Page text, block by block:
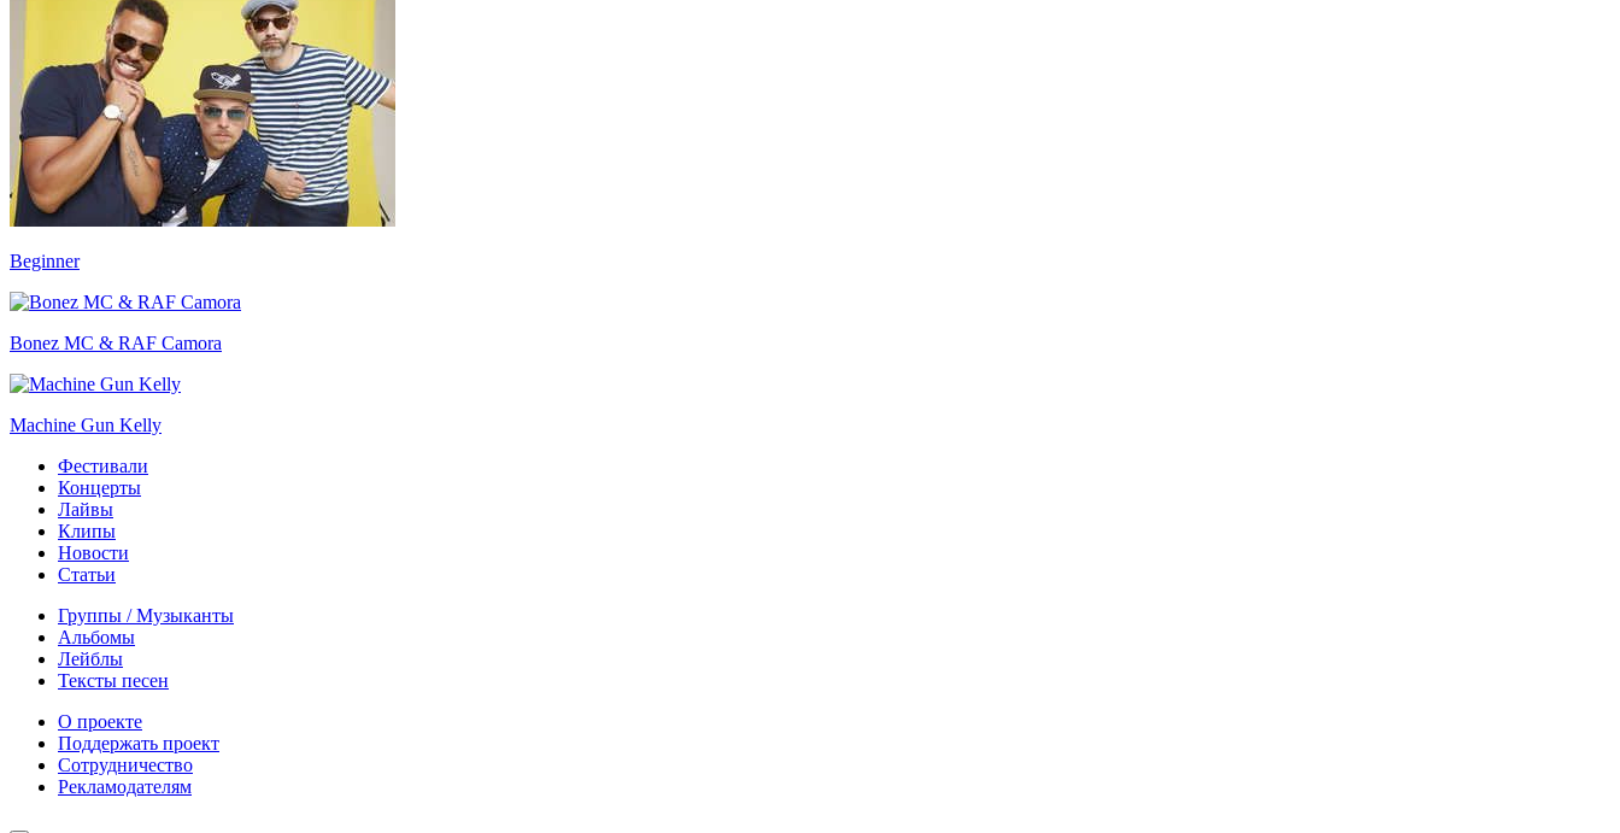
Beginner
Bonez MC & RAF Camora
Machine Gun Kelly
Фестивали
Концерты
Лайвы
Клипы
Новости
Статьи
Группы / Музыканты
Альбомы
Лейблы
Тексты песен
О проекте
Поддержать проект
Сотрудничество
Рекламодателям